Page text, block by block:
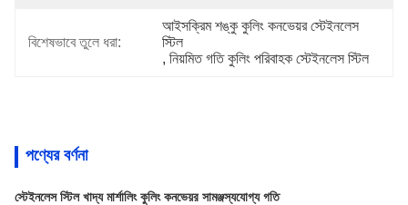
বিশেষভাবে তুলে ধরা:
আইসক্রিম শঙ্কু কুলিং কনভেয়র স্টেইনলেস
স্টিল
, নিয়মিত গতি কুলিং পরিবাহক স্টেইনলেস স্টিল
পণ্যের বর্ণনা
স্টেইনলেস স্টিল খাদ্য মার্শালিং কুলিং কনভেয়র সামঞ্জস্যযোগ্য গতি